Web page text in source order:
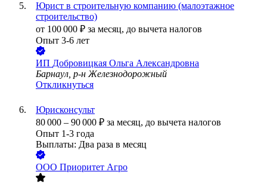
Юрист в строительную компанию (малоэтажное
строительство)
от 100 000 ₽ за месяц, до вычета налогов
Опыт 3-6 лет
ИП Добровицкая Ольга Александровна
Барнаул, р-н Железнодорожный
Откликнуться
Юрисконсульт
80 000 – 90 000 ₽ за месяц, до вычета налогов
Опыт 1-3 года
Выплаты: Два раза в месяц
ООО Приоритет Агро